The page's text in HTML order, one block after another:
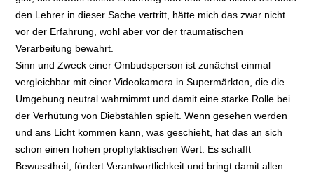
den Lehrer in dieser Sache vertritt, hätte mich das zwar nicht
vor der Erfahrung, wohl aber vor der traumatischen
Verarbeitung bewahrt.
Sinn und Zweck einer Ombudsperson ist zunächst einmal
vergleichbar mit einer Videokamera in Supermärkten, die die
Umgebung neutral wahrnimmt und damit eine starke Rolle bei
der Verhütung von Diebstählen spielt. Wenn gesehen werden
und ans Licht kommen kann, was geschieht, hat das an sich
schon einen hohen prophylaktischen Wert. Es schafft
Bewusstheit, fördert Verantwortlichkeit und bringt damit allen